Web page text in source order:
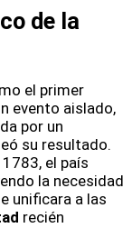
de la
el primer
evento aislado,
por un
su resultado.
1783, el país
la necesidad
unificara a las
recién